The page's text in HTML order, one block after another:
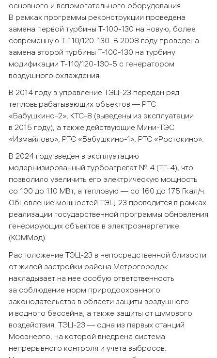
основного и вспомогательного оборудования.
В рамках программы реконструкции проведена
замена первой турбины Т-100-130 на новую, более
современную Т-110/120-130. В 2008 году проведена
замена второй турбины Т-100-130 на турбину
модификации Т-110/120-130-5 с генератором
воздушного охлаждения.
В 2014 году в управление ТЭЦ-23 передан ряд
тепловырабатывающих объектов — РТС
«Бабушкино-2», КТС-8 (выведены из эксплуатации
в 2015 году), а также действующие Мини-ТЭС
«Измайлово», РТС «Бабушкино-1», РТС «Ростокино».
В 2024 году введен в эксплуатацию
модернизированный турбоагрегат № 4 (ТГ-4), что
позволило увеличить его электрическую мощность
со 100 до 110 МВт, а тепловую — со 160 до 175 Гкал/ч.
Обновление мощностей ТЭЦ-23 проводится в рамках
реализации государственной программы обновления
генерирующих объектов в электроэнергетике
(КОММод).
Расположение ТЭЦ-23 в непосредственной близости
от жилой застройки района Метрогородок
накладывает на нее особую ответственность
за соблюдение норм природоохранного
законодательства в области защиты воздушного
и водного бассейна, а также защиты от шумового
воздействия. ТЭЦ-23 — одна из первых станций
Мосэнерго, на которой внедрена система
непрерывного контроля и учета выбросов.